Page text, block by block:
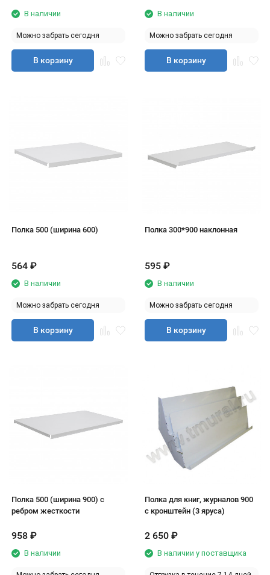
В наличии
Можно забрать сегодня
В корзину
В наличии
Можно забрать сегодня
В корзину
Полка 500 (ширина 600)
564 ₽
В наличии
Можно забрать сегодня
В корзину
Полка 300*900 наклонная
595 ₽
В наличии
Можно забрать сегодня
В корзину
Полка 500 (ширина 900) с
ребром жесткости
958 ₽
В наличии
Полка для книг, журналов 900
с кронштейн (3 яруса)
2 650 ₽
В наличии у поставщика